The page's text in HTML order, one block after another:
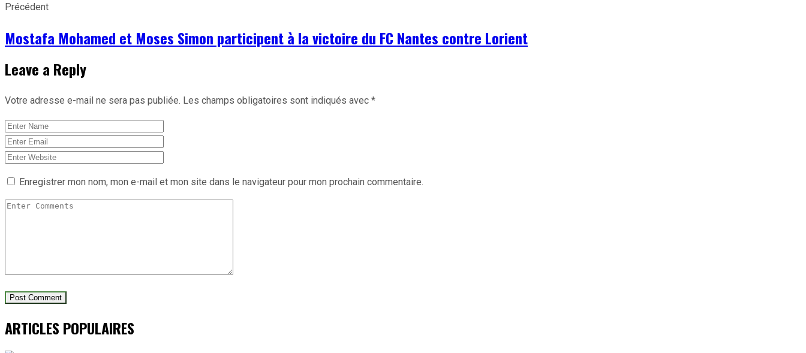
Précédent
Mostafa Mohamed et Moses Simon participent à la victoire du FC Nantes contre Lorient
Leave a Reply
Votre adresse e-mail ne sera pas publiée. Les champs obligatoires sont indiqués avec *
Enregistrer mon nom, mon e-mail et mon site dans le navigateur pour mon prochain commentaire.
ARTICLES POPULAIRES